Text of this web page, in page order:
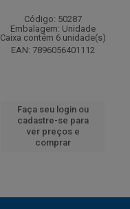
Código: 50287
Embalagem: Unidade
Caixa contém 6 unidade(s)
EAN: 7896056401112
Faça seu login ou
cadastre-se para
ver preços e
comprar